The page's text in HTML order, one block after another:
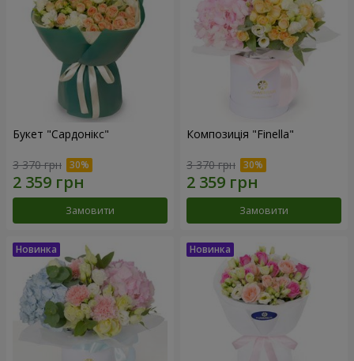
Букет "Сардонікс"
3 370 грн
Замовити
Композиція "Finella"
3 370 грн
Замовити